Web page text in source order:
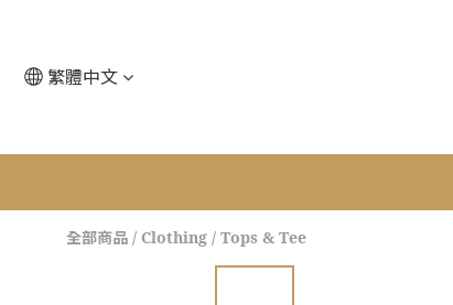
繁體中文
全部商品 / Clothing / Tops & Tee